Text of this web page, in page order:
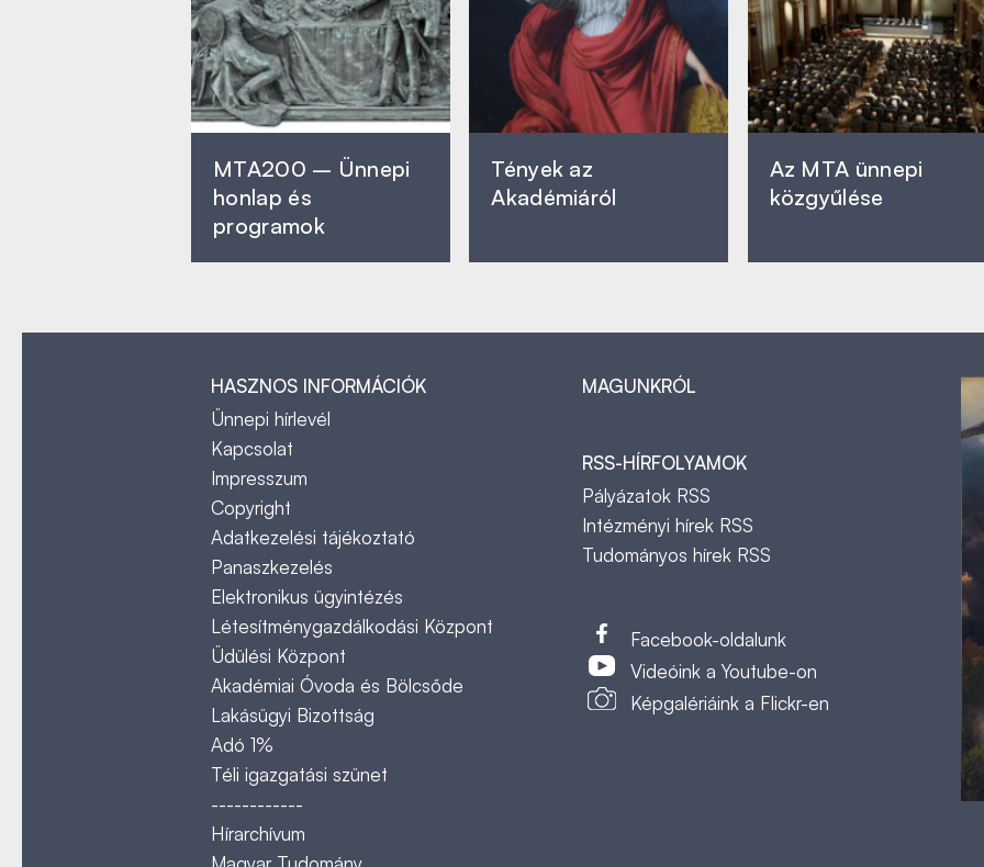
MTA200 – Ünnepi
honlap és
programok
Tények az
Akadémiáról
Az MTA ünnepi
közgyűlése
HASZNOS INFORMÁCIÓK
Ünnepi hírlevél
Kapcsolat
Impresszum
Copyright
Adatkezelési tájékoztató
Panaszkezelés
Elektronikus ügyintézés
Létesítménygazdálkodási Központ
Üdülési Központ
Akadémiai Óvoda és Bölcsőde
Lakásügyi Bizottság
Adó 1%
Téli igazgatási szünet
------------
Hírarchívum
MAGUNKRÓL
RSS-HÍRFOLYAMOK
Pályázatok RSS
Intézményi hírek RSS
Tudományos hírek RSS
Facebook-oldalunk
Videóink a Youtube-on
Képgalériáink a Flickr-en